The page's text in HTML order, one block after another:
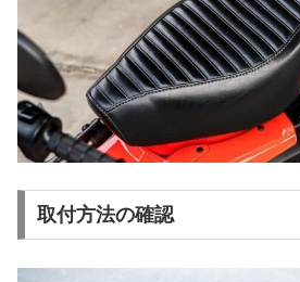
取付方法の確認